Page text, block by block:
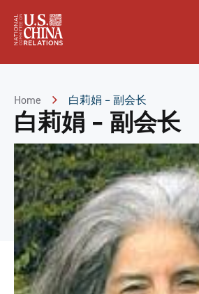
Content
Home 白莉娟 – 副会长
白莉娟 – 副会长